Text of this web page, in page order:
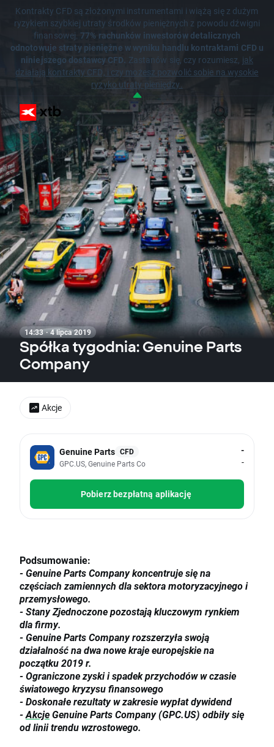
Kontrakty CFD są złożonymi instrumentami i wiążą się z dużym
ryzykiem szybkiej utraty środków pieniężnych z powodu dźwigni
finansowej. 77% rachunków inwestorów detalicznych
odnotowuje straty pieniężne w wyniku handlu kontraktami CFD u
niniejszego dostawcy CFD. Zastanów się, czy rozumiesz, jak
działają kontrakty CFD, i czy możesz pozwolić sobie na wysokie
ryzyko utraty pieniędzy.
14:33 · 4 lipca 2019
Spółka tygodnia: Genuine Parts
Company
Genuine Parts CFD
GPC.US, Genuine Parts Co
-
-
Pobierz bezpłatną aplikację
Podsumowanie:
- Genuine Parts Company koncentruje się na
częściach zamiennych dla sektora motoryzacyjnego i
przemysłowego.
- Stany Zjednoczone pozostają kluczowym rynkiem
dla firmy.
- Genuine Parts Company rozszerzyła swoją
działalność na dwa nowe kraje europejskie na
początku 2019 r.
- Ograniczone zyski i spadek przychodów w czasie
światowego kryzysu finansowego
- Doskonałe rezultaty w zakresie wypłat dywidend
-AkcjeGenuine Parts Company (GPC.US) odbiły się
od linii trendu wzrostowego.
Akcje